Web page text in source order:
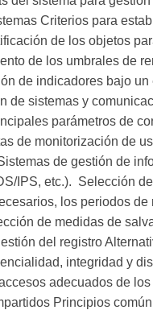
Criterios para
de los objetos
de los umbrales de
de indicadores bajo
de sistemas y
parámetros de
de monitorización de
de gestión de
IPS, etc.).  Selección
los periodos
de medidas de
del registro
integridad y
adecuados de
Principios